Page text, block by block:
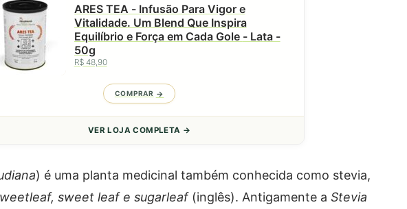
ARES TEA - Infusão Para Vigor e
Vitalidade. Um Blend Que Inspira
Equilíbrio e Força em Cada Gole - Lata -
50g
R$ 48,90
COMPRAR
VER LOJA COMPLETA →
) é uma planta medicinal também conhecida como stevia,
sweet leaf e sugarleaf(inglês). Antigamente aStevia